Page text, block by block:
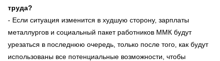
труда?
- Если ситуация изменится в худшую сторону, зарплаты
металлургов и социальный пакет работников ММК будут
урезаться в последнюю очередь, только после того, как будут
использованы все потенциальные возможности, чтобы